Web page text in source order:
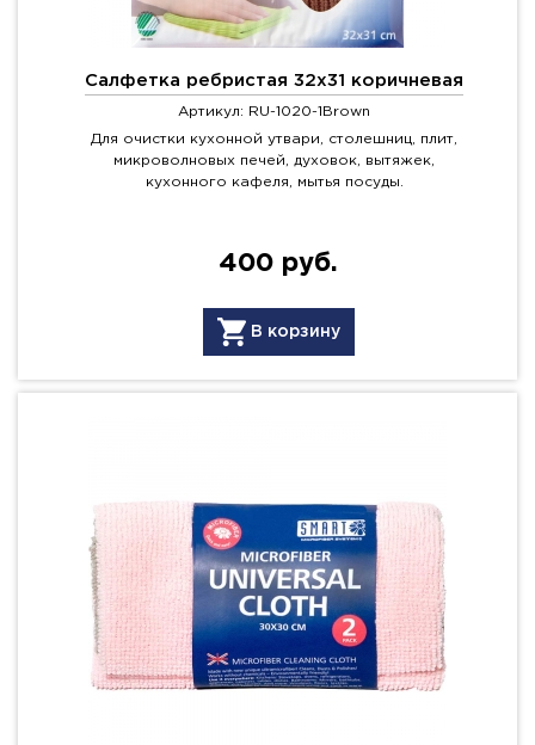
Салфетка ребристая 32х31 коричневая
Артикул: RU-1020-1Brown
Для очистки кухонной утвари, столешниц, плит,
микроволновых печей, духовок, вытяжек,
кухонного кафеля, мытья посуды.
400 руб.
В корзину